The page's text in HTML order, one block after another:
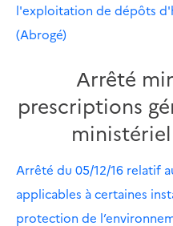
l'exploitation de dépôts
(Abrogé)
Arrêté
prescriptions
Arrêté du 05/12/16 relatif
applicables à certaines
protection de